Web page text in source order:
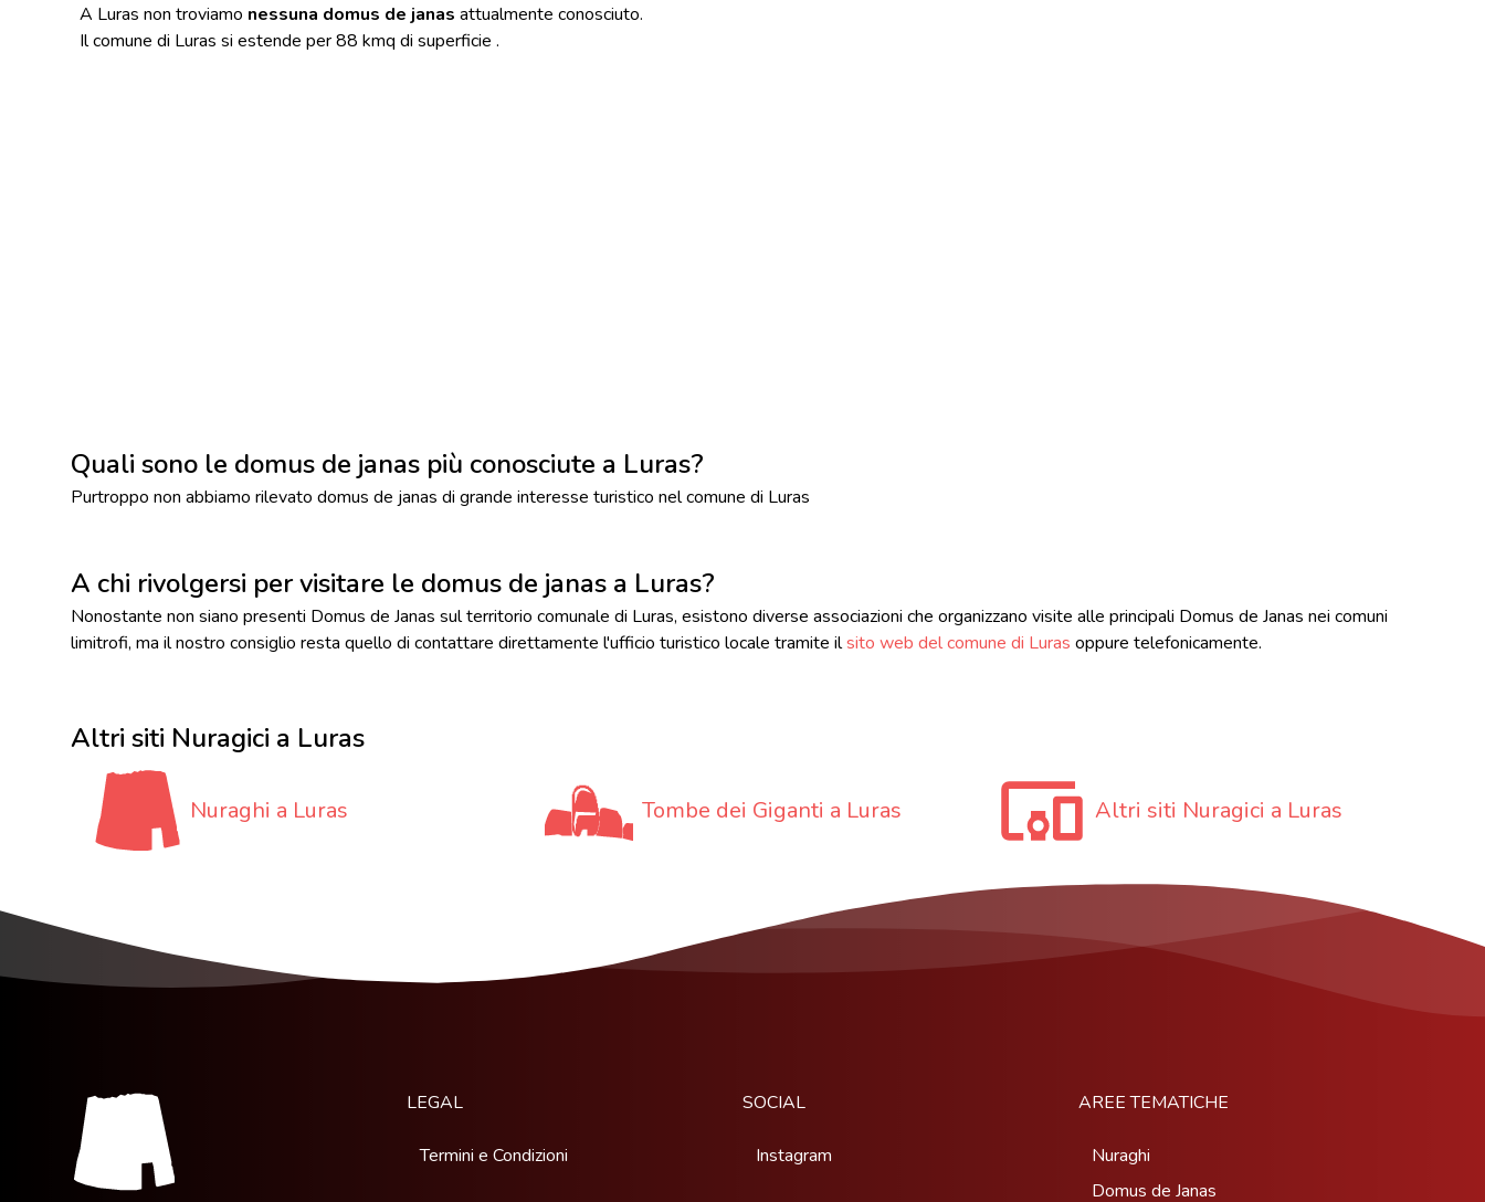
A Luras non troviamo nessuna domus de janas attualmente conosciuto.
Il comune di Luras si estende per 88 kmq di superficie .
Quali sono le domus de janas più conosciute a Luras?
Purtroppo non abbiamo rilevato domus de janas di grande interesse turistico nel comune di Luras
A chi rivolgersi per visitare le domus de janas a Luras?
Nonostante non siano presenti Domus de Janas sul territorio comunale di Luras, esistono diverse associazioni che organizzano visite alle principali Domus de Janas nei comuni
limitrofi, ma il nostro consiglio resta quello di contattare direttamente l'ufficio turistico locale tramite ilsito web del comune di Luras oppure telefonicamente.
Altri siti Nuragici a Luras
Nuraghi a Luras Tombe dei Giganti a Luras Altri siti Nuragici a Luras
LEGAL
Termini e Condizioni
SOCIAL
Instagram
AREE TEMATICHE
Nuraghi
Domus de Janas